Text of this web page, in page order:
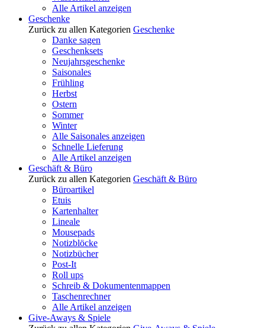
Alle Artikel anzeigen
Geschenke
Zurück zu allen Kategorien Geschenke
Danke sagen
Geschenksets
Neujahrsgeschenke
Saisonales
Frühling
Herbst
Ostern
Sommer
Winter
Alle Saisonales anzeigen
Schnelle Lieferung
Alle Artikel anzeigen
Geschäft & Büro
Zurück zu allen Kategorien Geschäft & Büro
Büroartikel
Etuis
Kartenhalter
Lineale
Mousepads
Notizblöcke
Notizbücher
Post-It
Roll ups
Schreib & Dokumentenmappen
Taschenrechner
Alle Artikel anzeigen
Give-Aways & Spiele